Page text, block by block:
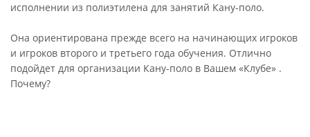
исполнении из полиэтилена для занятий Кану-поло.
Она ориентирована прежде всего на начинающих игроков
и игроков второго и третьего года обучения. Отлично
подойдет для организации Кану-поло в Вашем «Клубе» .
Почему?